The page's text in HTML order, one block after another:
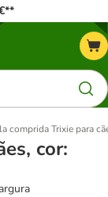
comprida Trixie para
cor: